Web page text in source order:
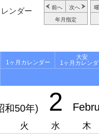
ンダー 前へ 次へ
年月指定
1ヶ月カレンダー
大安
1ヶ月カレン
和50年) 2
火 水 木